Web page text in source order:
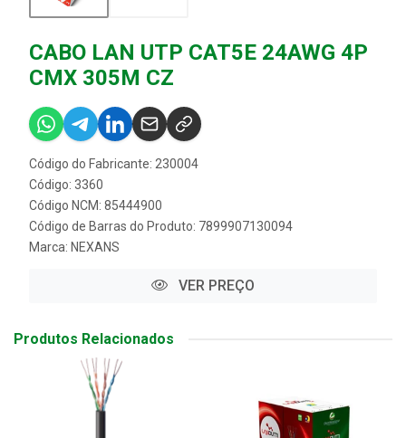
CABO LAN UTP CAT5E 24AWG 4P
CMX 305M CZ
Código do Fabricante: 230004
Código: 3360
Código NCM: 85444900
Código de Barras do Produto: 7899907130094
Marca: NEXANS
VER PREÇO
Produtos Relacionados